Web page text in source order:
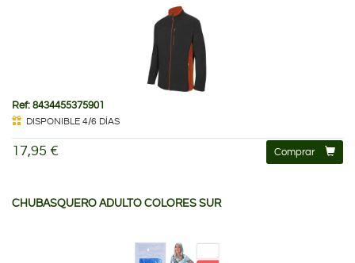
Ref: 8434455375901
DISPONIBLE 4/6 DÍAS
17,95 € Comprar
CHUBASQUERO ADULTO COLORES SUR